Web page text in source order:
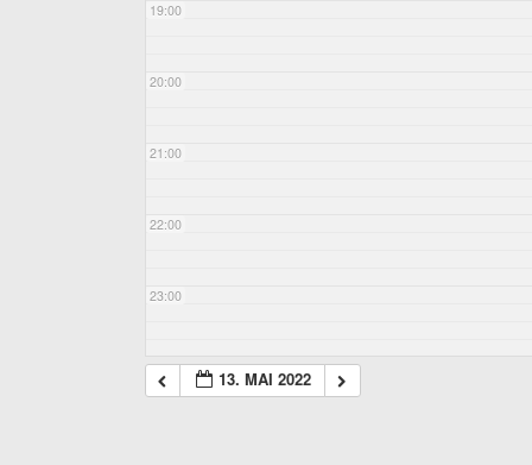
19:00
20:00
21:00
22:00
23:00
13. MAI 2022